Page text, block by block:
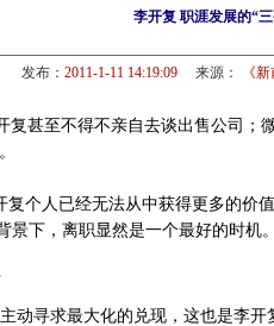
李开复 职涯发展的“
发布： 2011-1-11 14:19:09 来源： 《
复甚至不得不亲自去谈出售公司；
人已经无法从中获得更多的价
景下，离职显然是一个最好的时机。
寻求最大化的兑现，这也是李开